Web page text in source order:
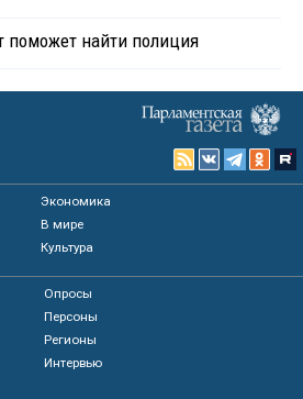
поможет найти полиция
Экономика
В мире
Культура
Опросы
Персоны
Регионы
Интервью